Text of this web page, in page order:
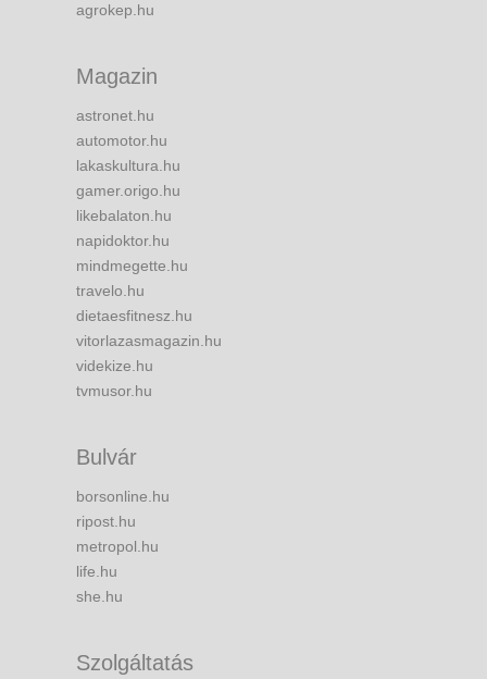
agrokep.hu
Magazin
astronet.hu
automotor.hu
lakaskultura.hu
gamer.origo.hu
likebalaton.hu
napidoktor.hu
mindmegette.hu
travelo.hu
dietaesfitnesz.hu
vitorlazasmagazin.hu
videkize.hu
tvmusor.hu
Bulvár
borsonline.hu
ripost.hu
metropol.hu
life.hu
she.hu
Szolgáltatás